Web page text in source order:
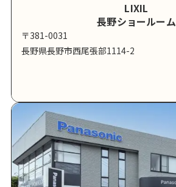
LIXIL
長野ショールーム
〒381-0031
長野県長野市西尾張部1114-2